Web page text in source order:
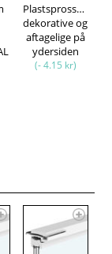
Plastsprosser,
dekorative og
aftagelige på
ydersiden
(- 4.15 kr)